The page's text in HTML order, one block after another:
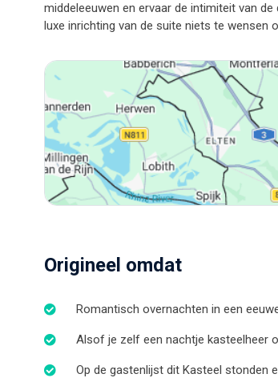
middeleeuwen en ervaar de intimiteit van
Origineel omdat
Romantisch overnachten in een
Alsof je zelf een nachtje kasteelheer
Op de gastenlijst dit Kasteel stonden